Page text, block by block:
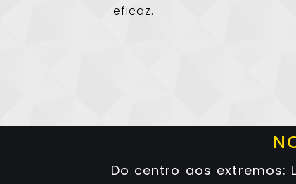
eficaz.
Do centro aos extremos: